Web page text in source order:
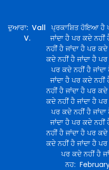
ਦੁਆਰਾ: Vall
V.
ਪ੍ਰਕਾਸ਼ਿਤ ਹੋਇਆ ਹੈ
ਜਾਂਦਾ ਹੈ ਪਰ ਕਦੇ ਨਹੀਂ
ਨਹੀਂ ਹੈ ਜਾਂਦਾ ਹੈ ਪਰ
ਕਦੇ ਨਹੀਂ ਹੈ ਜਾਂਦਾ ਹੈ
ਪਰ ਕਦੇ ਨਹੀਂ ਹੈ
ਜਾਂਦਾ ਹੈ ਪਰ ਕਦੇ ਨਹੀਂ
ਨਹੀਂ ਹੈ ਜਾਂਦਾ ਹੈ ਪਰ
ਕਦੇ ਨਹੀਂ ਹੈ ਜਾਂਦਾ ਹੈ
ਪਰ ਕਦੇ ਨਹੀਂ ਹੈ
ਜਾਂਦਾ ਹੈ ਪਰ ਕਦੇ ਨਹੀਂ
ਨਹੀਂ ਹੈ ਜਾਂਦਾ ਹੈ ਪਰ
ਕਦੇ ਨਹੀਂ ਹੈ ਜਾਂਦਾ ਹੈ
ਪਰ ਕਦੇ ਨਹੀਂ ਹੈ
ਨਹ: